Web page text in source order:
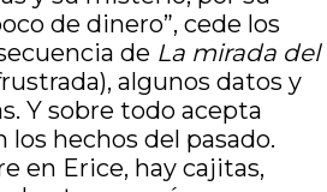
de dinero”, cede los
de La mirada del
algunos datos y
Y sobre todo acepta
hechos del pasado.
en Erice, hay cajitas,